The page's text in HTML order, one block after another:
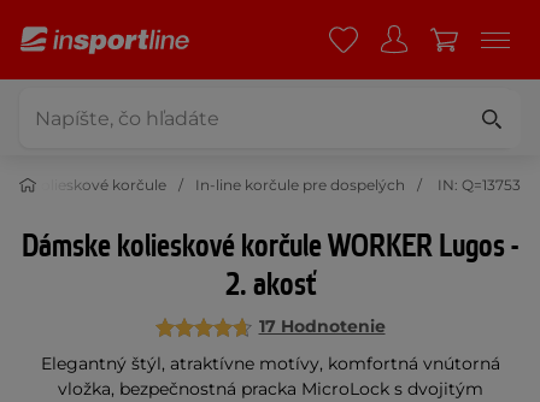
Kolieskové korčule In-line korčule pre dospelých IN: Q=13753
Dámske kolieskové korčule WORKER Lugos -
2. akosť
17 Hodnotenie
Elegantný štýl, atraktívne motívy, komfortná vnútorná
vložka, bezpečnostná pracka MicroLock s dvojitým